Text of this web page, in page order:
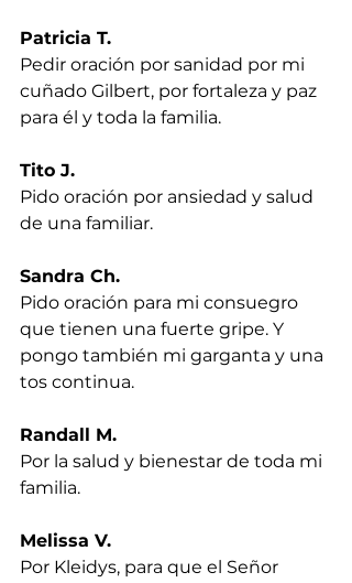
Patricia T.
Pedir oración por sanidad por mi
cuñado Gilbert, por fortaleza y paz
para él y toda la familia.
Tito J.
Pido oración por ansiedad y salud
de una familiar.
Sandra Ch.
Pido oración para mi consuegro
que tienen una fuerte gripe. Y
pongo también mi garganta y una
tos continua.
Randall M.
Por la salud y bienestar de toda mi
familia.
Melissa V.
Por Kleidys, para que el Señor